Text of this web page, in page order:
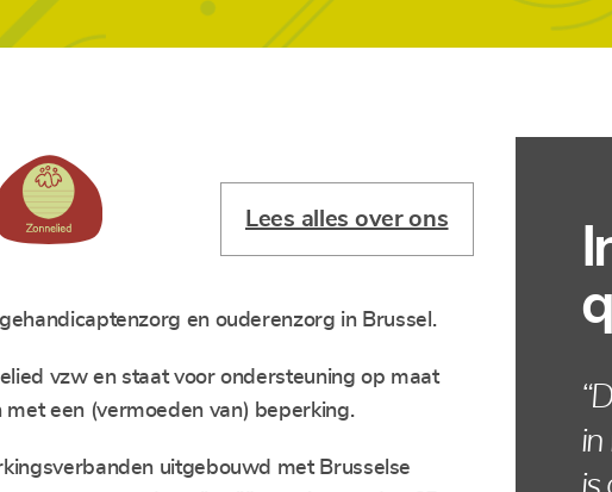
Lees alles over ons
en ouderenzorg in Brussel.
vzw en staat voor ondersteuning op maat
een (vermoeden van) beperking.
uitgebouwd met Brusselse
in